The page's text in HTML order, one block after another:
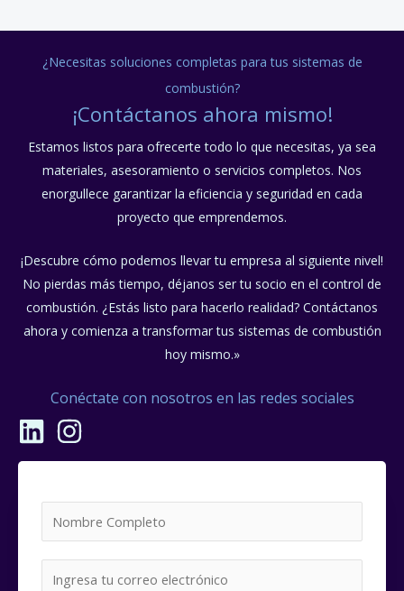
¿Necesitas soluciones completas para tus sistemas de
combustión?
¡Contáctanos ahora mismo!
Estamos listos para ofrecerte todo lo que necesitas, ya sea
materiales, asesoramiento o servicios completos. Nos
enorgullece garantizar la eficiencia y seguridad en cada
proyecto que emprendemos.
¡Descubre cómo podemos llevar tu empresa al siguiente nivel!
No pierdas más tiempo, déjanos ser tu socio en el control de
combustión. ¿Estás listo para hacerlo realidad? Contáctanos
ahora y comienza a transformar tus sistemas de combustión
hoy mismo.»
Conéctate con nosotros en las redes sociales
L
i
k
d
I
n
t
a
g
r
o
m